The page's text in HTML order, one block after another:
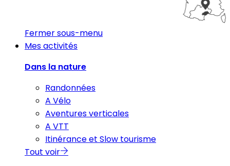
Fermer sous-menu
Mes activités
Dans la nature
Randonnées
A Vélo
Aventures verticales
A VTT
Itinérance et Slow tourisme
Tout voir